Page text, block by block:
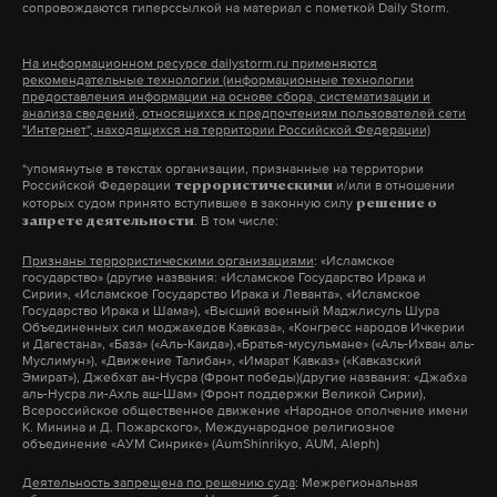
работает там, где тормозит интернет.
А еще мы есть вTelegram,ДзениVK.
Макс Telegram
Дзен VK
предприниматели смогут завести электронные
«Личные кабинеты» на сайте госуслуг и на все
онлайн-режиме. Однако, как отметил собеседник
в «Открытом правительстве», в некоторых
случаях ревизоры смогут внепланово выезжать
на предприятия.
«Проверки будут происходить по обращениям
граждан, если есть угроза жизни или здоровью. В
таком случае проверка будет проведена, и для
этого необязательно заносить ее в сразу в реестр.
Первоначально нужно сообщить в прокуратуру о
сопровождаются гиперссылкой на материал с пометкой Daily Storm.
На информационном ресурсе dailystorm.ru применяются
рекомендательные технологии (информационные технологии
предоставления информации на основе сбора, систематизации и
анализа сведений, относящихся к предпочтениям пользователей сети
"Интернет", находящихся на территории Российской Федерации)
*упомянутые в текстах организации, признанные на территории
Российской Федерации террористическими и/или в отношении
которых судом принято вступившее в законную силу решение о
запрете деятельности. В том числе:
Признаны террористическими организациями: «Исламское
государство» (другие названия: «Исламское Государство Ирака и
Сирии», «Исламское Государство Ирака и Леванта», «Исламское
Государство Ирака и Шама»), «Высший военный Маджлисуль Шура
Объединенных сил моджахедов Кавказа», «Конгресс народов Ичкерии
и Дагестана», «База» («Аль-Каида»),«Братья-мусульмане» («Аль-Ихван аль-
Муслимун»), «Движение Талибан», «Имарат Кавказ» («Кавказский
Эмират»), Джебхат ан-Нусра (Фронт победы)(другие названия: «Джабха
аль-Нусра ли-Ахль аш-Шам» (Фронт поддержки Великой Сирии),
Всероссийское общественное движение «Народное ополчение имени
К. Минина и Д. Пожарского», Международное религиозное
объединение «АУМ Синрике» (AumShinrikyo, AUM, Aleph)
Деятельность запрещена по решению суда: Межрегиональная